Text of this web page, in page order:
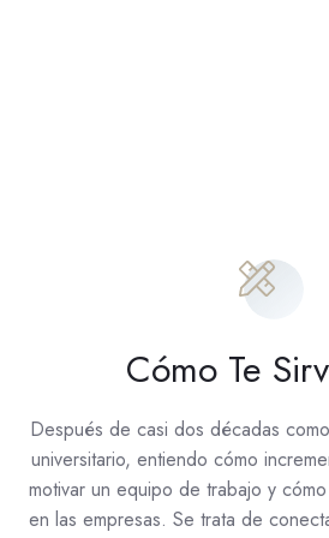
Cómo Te
Después de casi dos décadas
universitario, entiendo cómo
motivar un equipo de trabajo y
en las empresas. Se trata de